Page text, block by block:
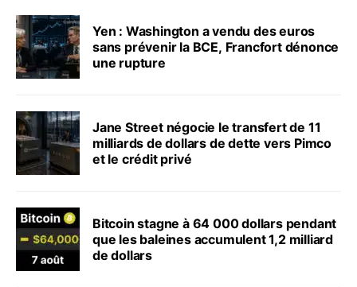
Yen : Washington a vendu des euros
sans prévenir la BCE, Francfort dénonce
une rupture
Jane Street négocie le transfert de 11
milliards de dollars de dette vers Pimco
et le crédit privé
Bitcoin stagne à 64 000 dollars pendant
que les baleines accumulent 1,2 milliard
de dollars